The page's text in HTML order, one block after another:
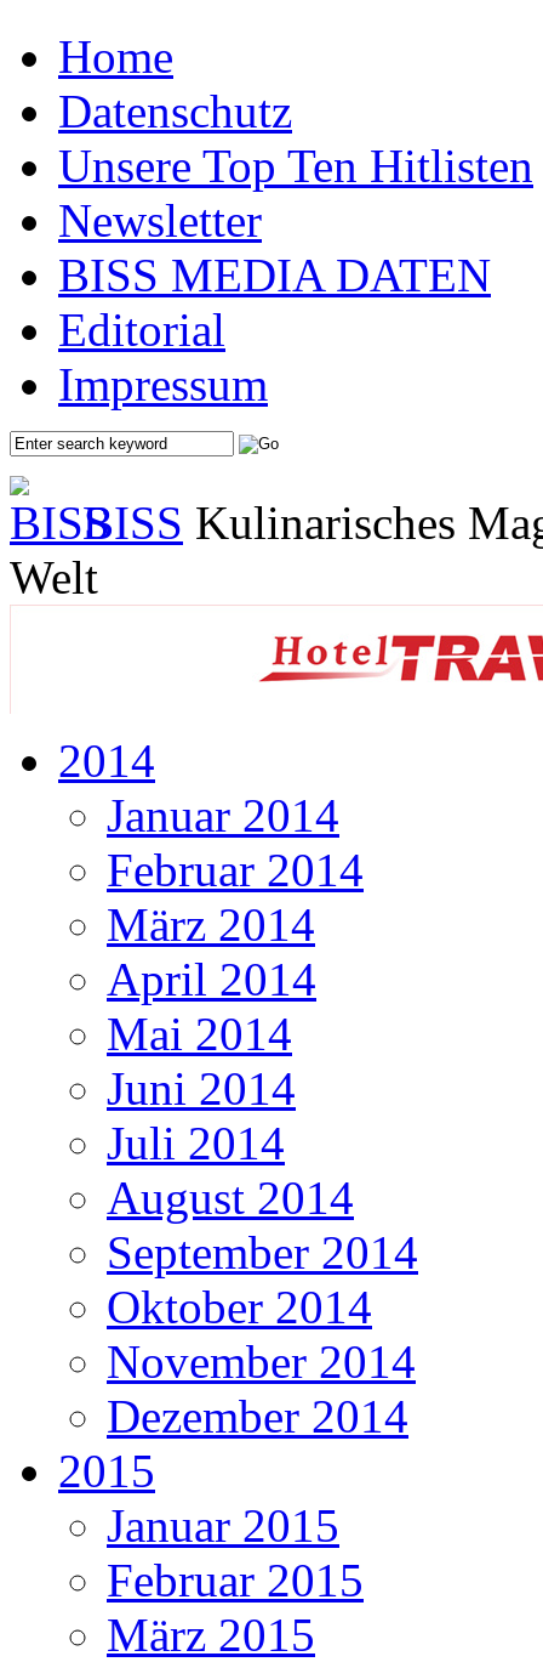
Home
Datenschutz
Unsere Top Ten Hitlisten
Newsletter
BISS MEDIA DATEN
Editorial
Impressum
BISS Kulinarisches
Welt
2014
Januar 2014
Februar 2014
März 2014
April 2014
Mai 2014
Juni 2014
Juli 2014
August 2014
September 2014
Oktober 2014
November 2014
Dezember 2014
2015
Januar 2015
Februar 2015
März 2015